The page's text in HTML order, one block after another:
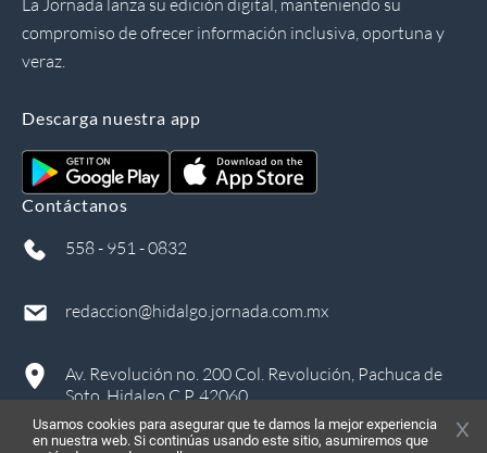
compromiso de ofrecer información inclusiva, oportuna y
veraz.
Descarga nuestra app
Contáctanos
558 - 951 - 0832
redaccion@hidalgo.jornada.com.mx
Av. Revolución no. 200 Col. Revolución, Pachuca de
Soto, Hidalgo C.P. 42060
Usamos cookies para asegurar que te damos la mejor experiencia
en nuestra web. Si continúas usando este sitio, asumiremos que